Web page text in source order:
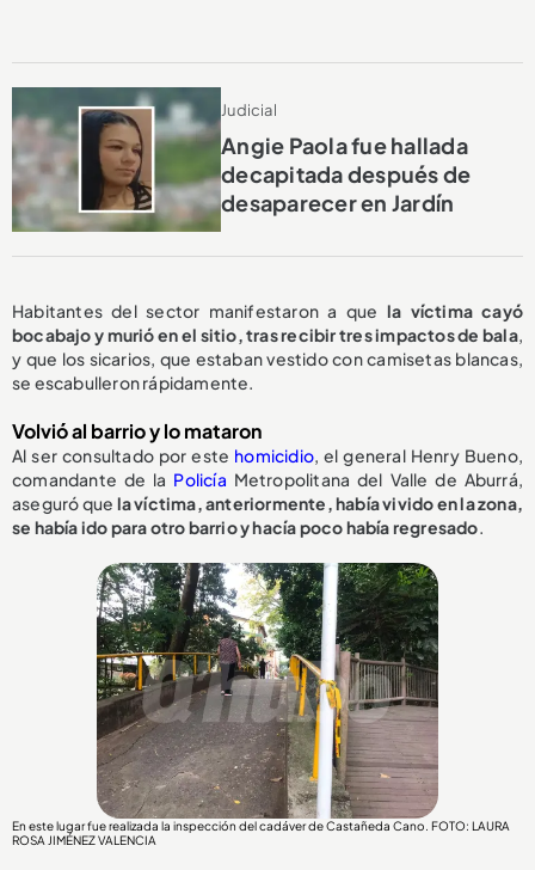
Judicial
Angie Paola fue hallada
decapitada después de
desaparecer en Jardín
Habitantes del sector manifestaron a que la víctima cayó
bocabajo y murió en el sitio, tras recibir tres impactos de bala,
y que los sicarios, que estaban vestido con camisetas blancas,
se escabulleron rápidamente.
Volvió al barrio y lo mataron
Al ser consultado por este homicidio, el general Henry Bueno,
comandante de la Policía Metropolitana del Valle de Aburrá,
aseguró que la víctima, anteriormente, había vivido en la zona,
se había ido para otro barrio y hacía poco había regresado.
En este lugar fue realizada la inspección del cadáver de Castañeda Cano. FOTO: LAURA
ROSA JIMÉNEZ VALENCIA